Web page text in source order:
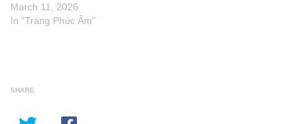
March 11, 2026
In "Trang Phúc Âm"
SHARE